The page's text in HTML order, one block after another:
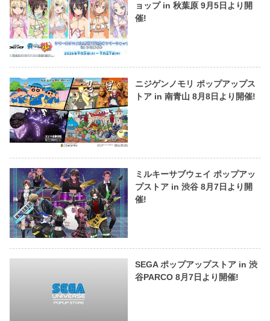
ョップ in 秋葉原 9月5日より開
催!
ニジゲンノモリ ポップアップス
トア in 南青山 8月8日より開催!
ミルキーサブウェイ ポップアッ
プストア in 渋谷 8月7日より開
催!
SEGA ポップアップストア in 渋
谷PARCO 8月7日より開催!